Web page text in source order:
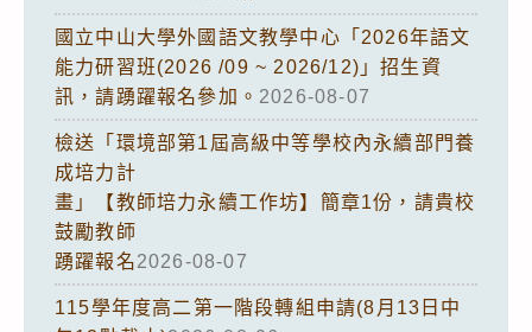
國立中山大學外國語文教學中心「2026年語文
能力研習班(2026 /09 ~ 2026/12)」招生資
訊，請踴躍報名參加。 2026-08-07
檢送「環境部第1屆高級中等學校內永續部門養
成培力計
畫」【教師培力永續工作坊】簡章1份，請貴校
鼓勵教師
踴躍報名2026-08-07
115學年度高二第一階段轉組申請(8月13日中